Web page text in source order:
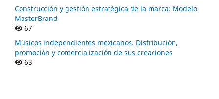
Construcción y gestión estratégica de la marca: Modelo
MasterBrand
67
Músicos independientes mexicanos. Distribución,
promoción y comercialización de sus creaciones
63